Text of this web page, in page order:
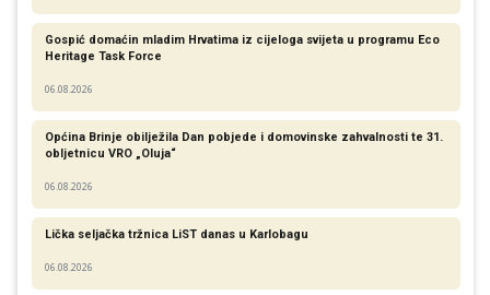
Gospić domaćin mladim Hrvatima iz cijeloga svijeta u programu Eco
Heritage Task Force
06.08.2026
Općina Brinje obilježila Dan pobjede i domovinske zahvalnosti te 31.
obljetnicu VRO „Oluja“
06.08.2026
Lička seljačka tržnica LiST danas u Karlobagu
06.08.2026